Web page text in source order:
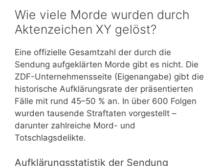
Wie viele Morde wurden durch
Aktenzeichen XY gelöst?
Eine offizielle Gesamtzahl der durch die
Sendung aufgeklärten Morde gibt es nicht. Die
ZDF-Unternehmensseite (Eigenangabe) gibt die
historische Aufklärungsrate der präsentierten
Fälle mit rund 45–50 % an. In über 600 Folgen
wurden tausende Straftaten vorgestellt –
darunter zahlreiche Mord- und
Totschlagsdelikte.
Aufklärungsstatistik der Sendung